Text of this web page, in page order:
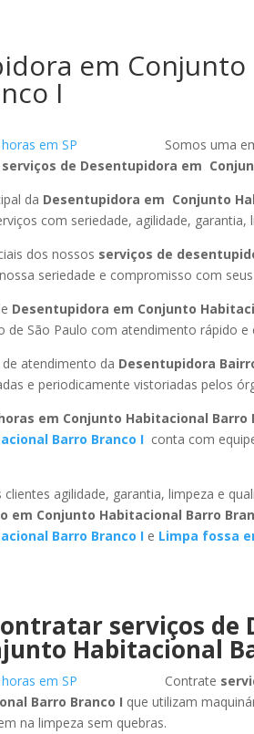
em
I
Somos uma
serviços de Desentupidora em
da Desentupidora em Conjunto
com seriedade, agilidade, garantia,
dos nossos serviços de
seriedade e compromisso com
Desentupidora em Conjunto
de São Paulo com atendimento rápido e
atendimento da Desentupidora
e periodicamente vistoriadas pelos
em Conjunto Habitacional Barro
Barro Branco I conta com
agilidade, garantia, limpeza e
em Conjunto Habitacional Barro
Barro Branco Ie Limpa fossa
serviços de
Habitacional
Contrate
Barro Branco I que utilizam
na limpeza sem quebras.